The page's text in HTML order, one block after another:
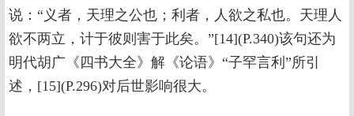
说：“义者，天理之公也；利者，人欲之私也。天理人
欲不两立，计于彼则害于此矣。”[14](P.340)该句还为
明代胡广《四书大全》解《论语》“子罕言利”所引
述，[15](P.296)对后世影响很大。